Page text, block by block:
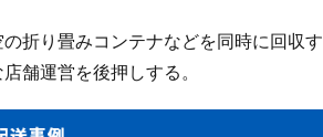
折り畳みコンテナなどを同時に回収す
舗運営を後押しする。